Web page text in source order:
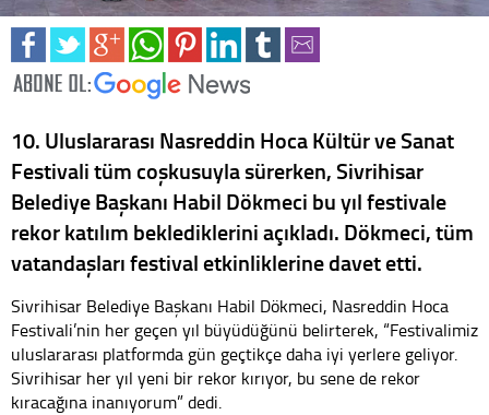
10. Uluslararası Nasreddin Hoca Kültür ve Sanat
Festivali tüm coşkusuyla sürerken, Sivrihisar
Belediye Başkanı Habil Dökmeci bu yıl festivale
rekor katılım beklediklerini açıkladı. Dökmeci, tüm
vatandaşları festival etkinliklerine davet etti.
Sivrihisar Belediye Başkanı Habil Dökmeci, Nasreddin Hoca
Festivali’nin her geçen yıl büyüdüğünü belirterek, “Festivalimiz
uluslararası platformda gün geçtikçe daha iyi yerlere geliyor.
Sivrihisar her yıl yeni bir rekor kırıyor, bu sene de rekor
kıracağına inanıyorum” dedi.